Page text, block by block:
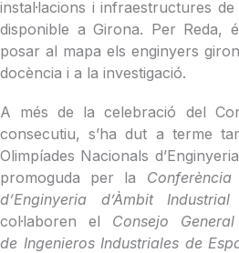
instal·lacions i infraestructures
disponible a Girona. Per Reda,
posar al mapa els enginyers
docència i a la investigació.
A més de la celebració del
consecutiu, s’ha dut a terme
Olimpíades Nacionals
promoguda per la
d’Enginyeria d’Àmbit Industrial
col·laboren el Consejo
de Ingenieros Industriales de